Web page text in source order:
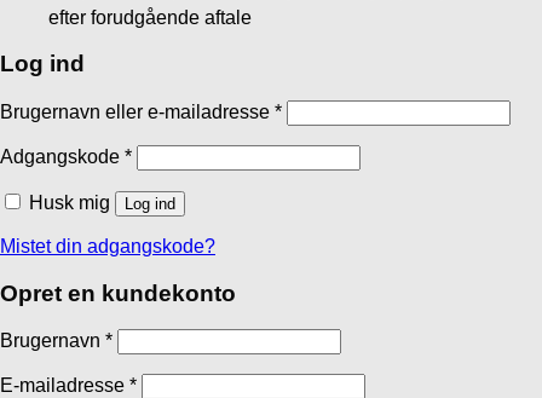
efter forudgående aftale
Log ind
Brugernavn eller e-mailadresse *
Adgangskode *
Husk mig Log ind
Mistet din adgangskode?
Opret en kundekonto
Brugernavn *
E-mailadresse *